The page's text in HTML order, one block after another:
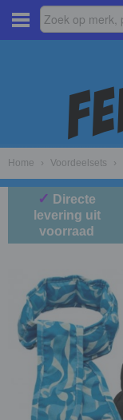
Home › Voordeelsets ›
✓ Directe
levering uit
voorraad